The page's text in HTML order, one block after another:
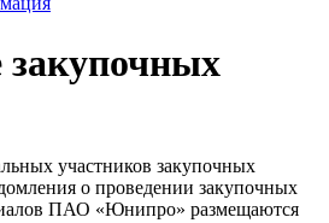
закупочных
участников закупочных
о проведении закупочных
ПАО «Юнипро» размещаются